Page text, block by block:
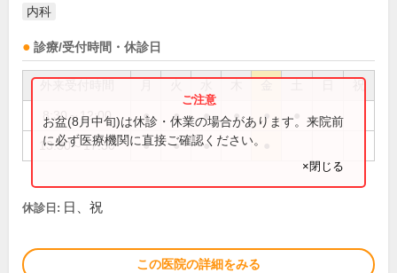
内科
診療/受付時間・休診日
祝
8:30～12:00 ● ● ● ● ●
13:30～17:30 ● ● ●
お盆(8月中旬)は休診・休業の場合があります。来院前
に必ず医療機関に直接ご確認ください。
×閉じる
休診日: 日、祝
この医院の詳細をみる